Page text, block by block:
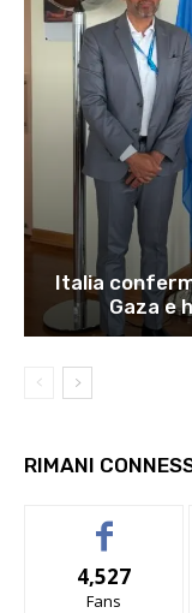
Italia
Gaza e
RIMANI
4,527
Fans